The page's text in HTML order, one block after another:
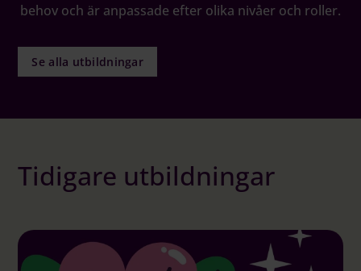
Inspiration
Om oss
Logga in på Communityn
behov och är anpassade efter olika nivåer och roller.
Se alla utbildningar
Tidigare utbildningar